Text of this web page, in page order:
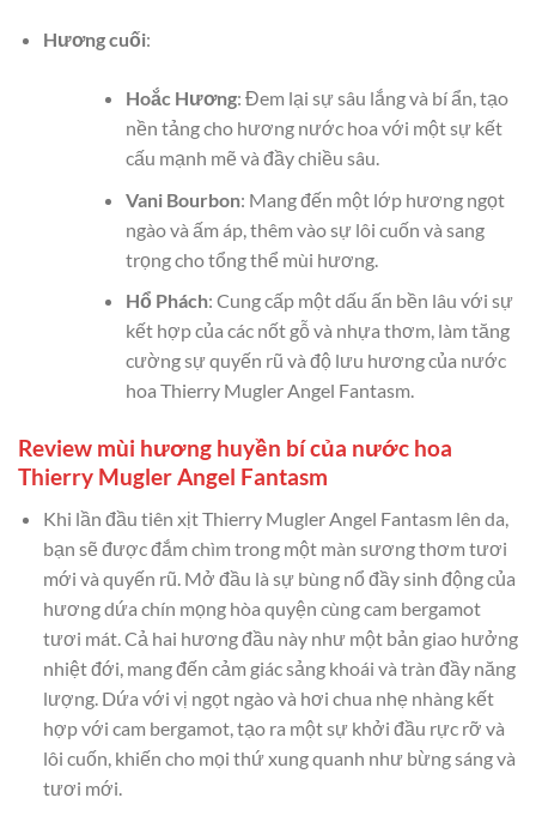
Hương cuối:
Hoắc Hương: Đem lại sự sâu lắng và bí ẩn, tạo
nền tảng cho hương nước hoa với một sự kết
cấu mạnh mẽ và đầy chiều sâu.
Vani Bourbon: Mang đến một lớp hương ngọt
ngào và ấm áp, thêm vào sự lôi cuốn và sang
trọng cho tổng thể mùi hương.
Hổ Phách: Cung cấp một dấu ấn bền lâu với sự
kết hợp của các nốt gỗ và nhựa thơm, làm tăng
cường sự quyến rũ và độ lưu hương của nước
hoa Thierry Mugler Angel Fantasm.
Review mùi hương huyền bí của nước hoa
Thierry Mugler Angel Fantasm
Khi lần đầu tiên xịt Thierry Mugler Angel Fantasm lên da,
bạn sẽ được đắm chìm trong một màn sương thơm tươi
mới và quyến rũ. Mở đầu là sự bùng nổ đầy sinh động của
hương dứa chín mọng hòa quyện cùng cam bergamot
tươi mát. Cả hai hương đầu này như một bản giao hưởng
nhiệt đới, mang đến cảm giác sảng khoái và tràn đầy năng
lượng. Dứa với vị ngọt ngào và hơi chua nhẹ nhàng kết
hợp với cam bergamot, tạo ra một sự khởi đầu rực rỡ và
lôi cuốn, khiến cho mọi thứ xung quanh như bừng sáng và
tươi mới.